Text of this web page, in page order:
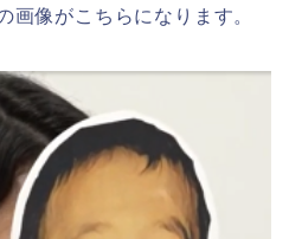
画像がこちらになります。